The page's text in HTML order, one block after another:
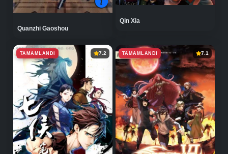
Quanzhi Gaoshou
Qin Xia
TAMAMLANDI 7.2 TAMAMLANDI 7.1